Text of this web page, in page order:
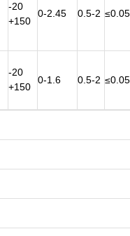
-20
+150
0-2.45 0.5-2 ≤0.05
-20
+150
0-1.6 0.5-2 ≤0.05